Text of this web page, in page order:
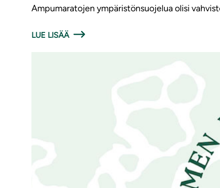
Ampumaratojen ympäristönsuojelua olisi
LUE LISÄÄ